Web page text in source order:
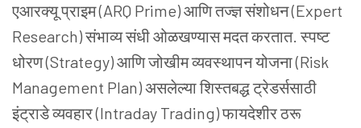
एआरक्यू प्राइम (ARQ Prime) आणि तज्ज्ञ संशोधन (Expert
Research) संभाव्य संधी ओळखण्यास मदत करतात. स्पष्ट
धोरण (Strategy) आणि जोखीम व्यवस्थापन योजना (Risk
Management Plan) असलेल्या शिस्तबद्ध ट्रेडर्ससाठी
इंट्राडे व्यवहार (Intraday Trading) फायदेशीर ठरू